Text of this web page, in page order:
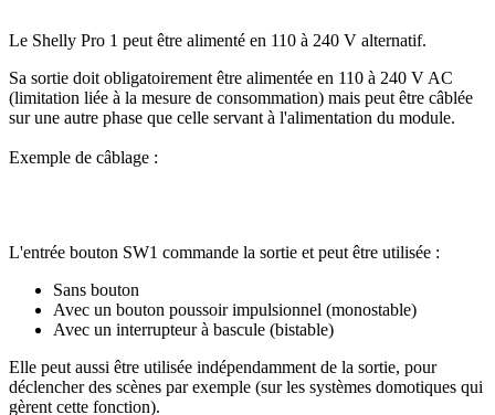
Le Shelly Pro 1 peut être alimenté en 110 à 240 V alternatif.
Sa sortie doit obligatoirement être alimentée en 110 à 240 V AC
(limitation liée à la mesure de consommation) mais peut être câblée
sur une autre phase que celle servant à l'alimentation du module.
Exemple de câblage :
L'entrée bouton SW1 commande la sortie et peut être utilisée :
Sans bouton
Avec un bouton poussoir impulsionnel (monostable)
Avec un interrupteur à bascule (bistable)
Elle peut aussi être utilisée indépendamment de la sortie, pour
déclencher des scènes par exemple (sur les systèmes domotiques qui
gèrent cette fonction).